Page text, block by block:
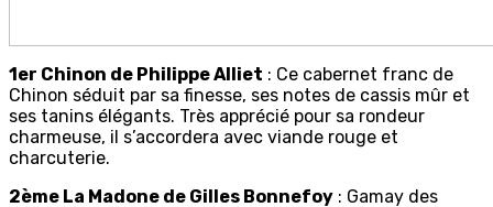
1er Chinon de Philippe Alliet : Ce cabernet franc de
Chinon séduit par sa finesse, ses notes de cassis mûr et
ses tanins élégants. Très apprécié pour sa rondeur
charmeuse, il s’accordera avec viande rouge et
charcuterie.
2ème La Madone de Gilles Bonnefoy : Gamay des